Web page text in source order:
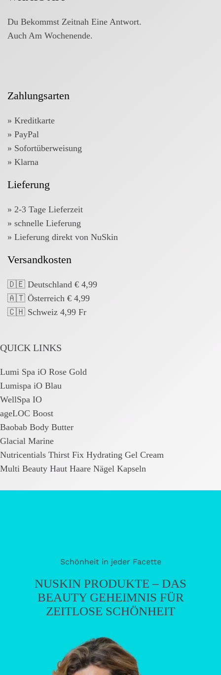
Du Bekommst Zeitnah Eine Antwort.
Auch Am Wochenende.
Zahlungsarten
» Kreditkarte
» PayPal
» Sofortüberweisung
» Klarna
Lieferung
» 2-3 Tage Lieferzeit
» schnelle Lieferung
» Lieferung direkt von NuSkin
Versandkosten
🇩🇪 Deutschland € 4,99
🇦🇹 Österreich € 4,99
🇨🇭 Schweiz 4,99 Fr
QUICK LINKS
Lumi Spa iO Rose Gold
Lumispa iO Blau
WellSpa IO
ageLOC Boost
Baobab Body Butter
Glacial Marine
Nutricentials Thirst Fix Hydrating Gel Cream
Multi Beauty Haut Haare Nägel Kapseln
Schönheit in jeder Facette
NUSKIN PRODUKTE – DAS
BEAUTY GEHEIMNIS FÜR
ZEITLOSE SCHÖNHEIT